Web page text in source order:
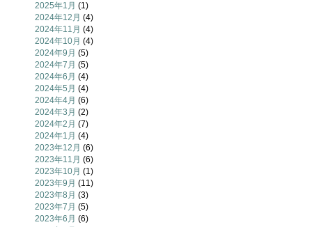
2025年1月 (1)
2024年12月 (4)
2024年11月 (4)
2024年10月 (4)
2024年9月 (5)
2024年7月 (5)
2024年6月 (4)
2024年5月 (4)
2024年4月 (6)
2024年3月 (2)
2024年2月 (7)
2024年1月 (4)
2023年12月 (6)
2023年11月 (6)
2023年10月 (1)
2023年9月 (11)
2023年8月 (3)
2023年7月 (5)
2023年6月 (6)